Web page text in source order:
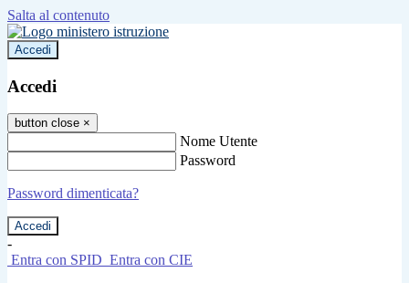
Salta al contenuto
Accedi
Accedi
button close ×
Nome Utente
Password
Password dimenticata?
-
Entra con SPID Entra con CIE